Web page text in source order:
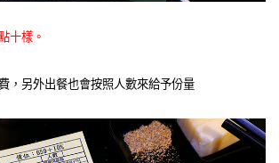
十樣。
，另外出餐也會按照人數來給予份量